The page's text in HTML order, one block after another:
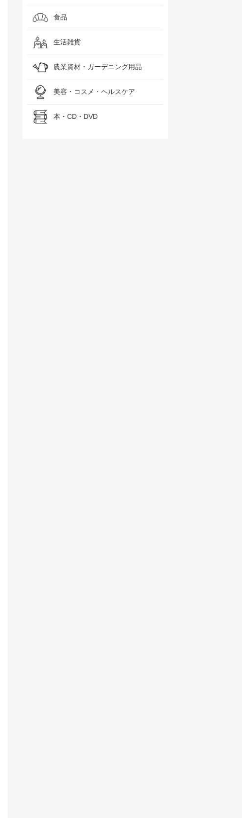
食品
生活雑貨
農業資材・ガーデニング用品
美容・コスメ・ヘルスケア
本・CD・DVD